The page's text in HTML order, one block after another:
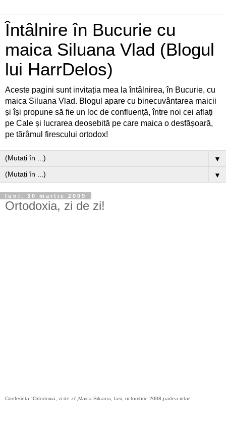
Întâlnire în Bucurie cu
maica Siluana Vlad (Blogul
lui HarrDelos)
Aceste pagini sunt invitația mea la întâlnirea, în Bucurie, cu
maica Siluana Vlad. Blogul apare cu binecuvântarea maicii
și își propune să fie un loc de confluență, între noi cei aflați
pe Cale și lucrarea deosebită pe care maica o desfășoară,
pe tărâmul firescului ortodox!
▼
▼
luni, 30 martie 2009
Ortodoxia, zi de zi!
Conferinta "Ortodoxia, zi de zi",Maica Siluana, Iasi, octombrie 2008,partea intai!